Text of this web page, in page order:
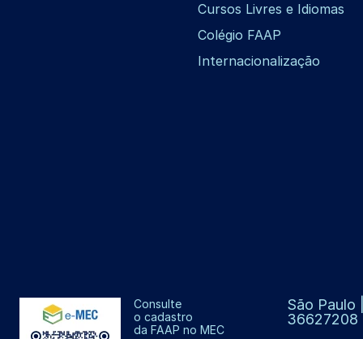
Cursos Livres e Idiomas
Colégio FAAP
Internacionalização
Consulte
o cadastro
da FAAP no MEC
São Paulo
36627208